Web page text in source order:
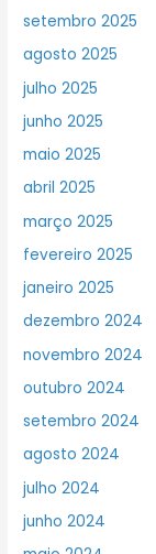
setembro 2025
agosto 2025
julho 2025
junho 2025
maio 2025
abril 2025
março 2025
fevereiro 2025
janeiro 2025
dezembro 2024
novembro 2024
outubro 2024
setembro 2024
agosto 2024
julho 2024
junho 2024